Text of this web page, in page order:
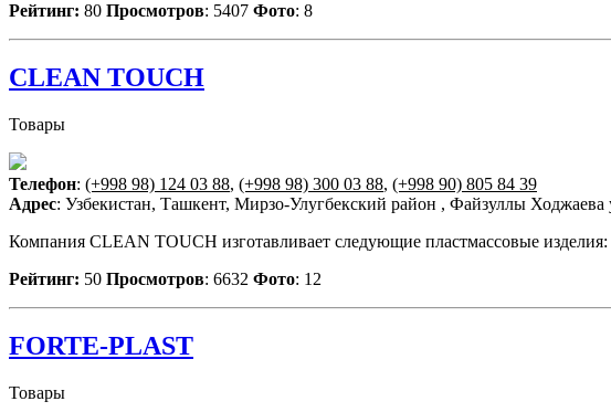
Рейтинг: 80 Просмотров: 5407 Фото: 8
CLEAN TOUCH
Товары
Телефон: (+998 98) 124 03 88, (+998 98) 300 03 88, (+998 90) 805 84 39
Адрес: Узбекистан, Ташкент, Мирзо-Улугбекский район , Файзуллы Ходжаева
Компания CLEAN TOUCH изготавливает следующие пластмассовые
Рейтинг: 50 Просмотров: 6632 Фото: 12
FORTE-PLAST
Товары